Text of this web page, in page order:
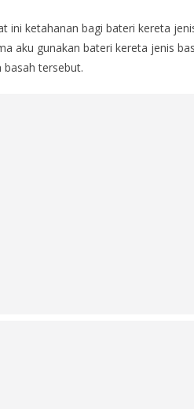
ini ketahanan bagi bateri kereta
aku gunakan bateri kereta jenis
basah tersebut.